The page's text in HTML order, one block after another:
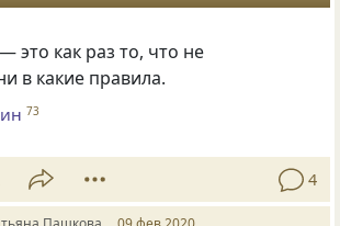
это как раз то, что не
в какие правила.
73
4